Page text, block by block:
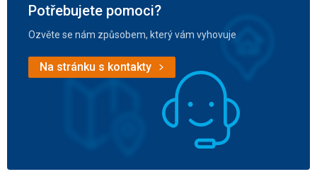
Potřebujete pomoci?
Ozvěte se nám způsobem, který vám vyhovuje
Na stránku s kontakty